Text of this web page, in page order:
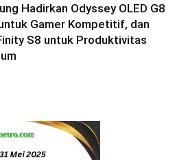
Hadirkan Odyssey OLED G8
Gamer Kompetitif, dan
S8 untuk Produktivitas